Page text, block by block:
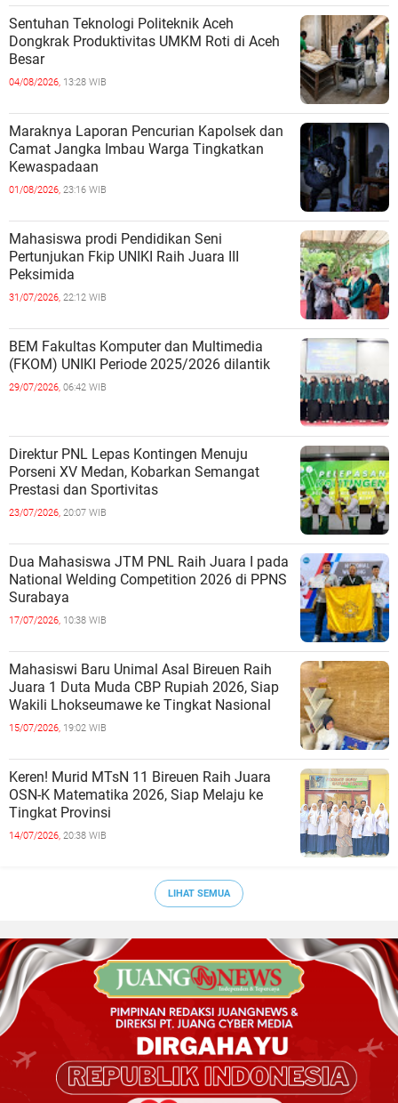
Sentuhan Teknologi Politeknik Aceh
Dongkrak Produktivitas UMKM Roti di Aceh
Besar
04/08/2026, 13:28 WIB
Maraknya Laporan Pencurian Kapolsek dan
Camat Jangka Imbau Warga Tingkatkan
Kewaspadaan
01/08/2026, 23:16 WIB
Mahasiswa prodi Pendidikan Seni
Pertunjukan Fkip UNIKI Raih Juara III
Peksimida
31/07/2026, 22:12 WIB
BEM Fakultas Komputer dan Multimedia
(FKOM) UNIKI Periode 2025/2026 dilantik
29/07/2026, 06:42 WIB
Direktur PNL Lepas Kontingen Menuju
Porseni XV Medan, Kobarkan Semangat
Prestasi dan Sportivitas
23/07/2026, 20:07 WIB
Dua Mahasiswa JTM PNL Raih Juara I pada
National Welding Competition 2026 di PPNS
Surabaya
17/07/2026, 10:38 WIB
Mahasiswi Baru Unimal Asal Bireuen Raih
Juara 1 Duta Muda CBP Rupiah 2026, Siap
Wakili Lhokseumawe ke Tingkat Nasional
15/07/2026, 19:02 WIB
Keren! Murid MTsN 11 Bireuen Raih Juara
OSN-K Matematika 2026, Siap Melaju ke
Tingkat Provinsi
14/07/2026, 20:38 WIB
LIHAT SEMUA